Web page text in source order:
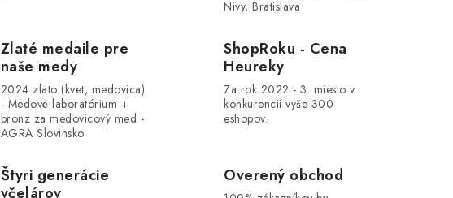
Nivy, Bratislava
Zlaté medaile pre
naše medy
2024 zlato (kvet, medovica)
- Medové laboratórium +
bronz za medovicový med -
AGRA Slovinsko
ShopRoku - Cena
Heureky
Za rok 2022 - 3. miesto v
konkurencií vyše 300
eshopov.
Štyri generácie
včelárov
Overený obchod